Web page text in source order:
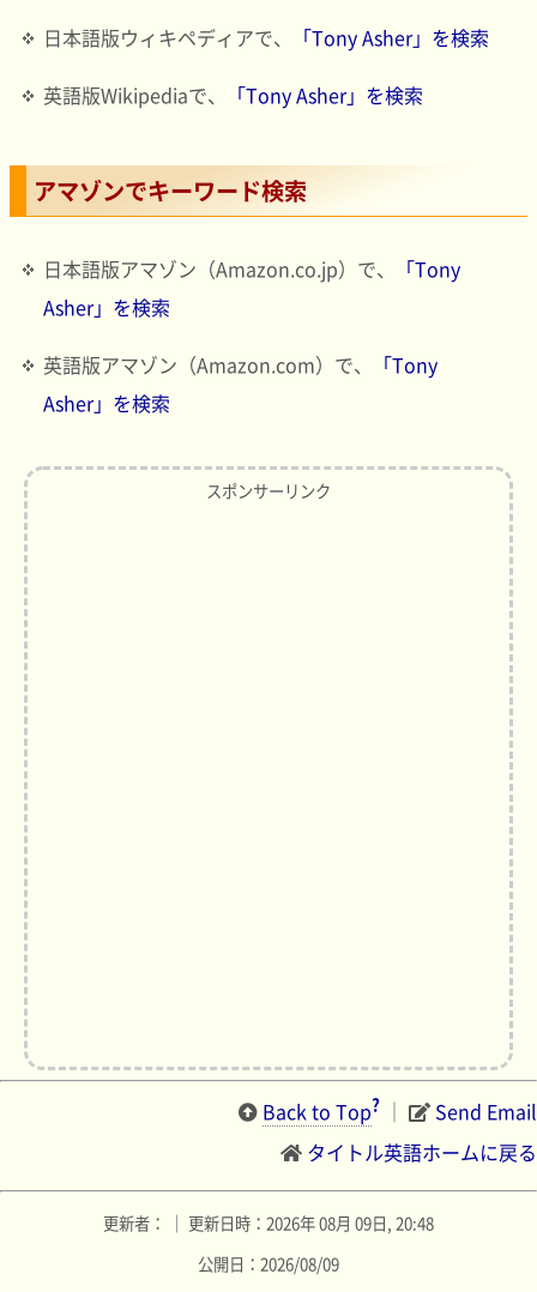
日本語版ウィキペディアで、
「Tony Asher」を検索
英語版Wikipediaで、
「Tony Asher」を検索
アマゾンでキーワード検索
日本語版アマゾン（Amazon.co.jp）で、
「Tony
Asher」を検索
英語版アマゾン（Amazon.com）で、
「Tony
Asher」を検索
スポンサーリンク
Back to Top? ｜
Send Email
タイトル英語ホームに戻る
更新者： ｜ 更新日時：2026年 08月 09日, 20:48
公開日：2026/08/09